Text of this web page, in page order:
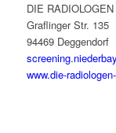
DIE
Graflinger Str. 135
94469 Deggendorf
www.die-